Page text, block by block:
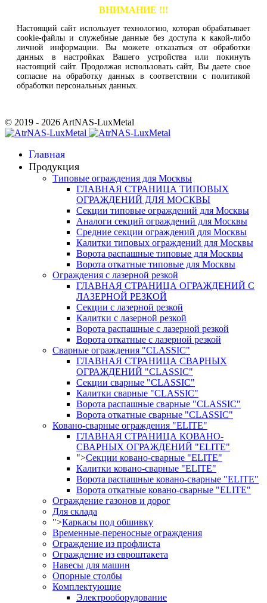
ВНИМАНИЕ !!!
Настоящий сайт использует технологию, которая обрабатывает
cookie-файлы и служебные данные без доступа к какой-либо
личной информации. Вы можете отказаться от обработки
данных в настройках Вашего устройства или покинуть
настоящий сайт. Продолжая использовать сайт, Вы даете свое
согласие на обработку данных в соответствии с политикой
обработки персональных данных.
© 2019 - 2026 ArtNAS-LuxMetal
Главная
Продукция
Типовые ограждения для Москвы
ГЛАВНАЯ СТРАНИЦА ТИПОВЫХ
ОГРАЖДЕНИЙ ДЛЯ МОСКВЫ
Секции типовые ограждений для Москвы
Аналоги секций ограждений для Москвы
Средние секции ограждений для Москвы
Калитки типовых ограждений для Москвы
Ворота распашные типовые для Москвы
Ворота откатные типовые для Москвы
Ограждения с лазерной резкой
ГЛАВНАЯ СТРАНИЦА ОГРАЖДЕНИЙ С
ЛАЗЕРНОЙ РЕЗКОЙ
Секции с лазерной резкой
Калитки с лазерной резкой
Ворота распашные с лазерной резкой
Ворота откатные с лазерной резкой
Сварные ограждения "CLASSIC"
ГЛАВНАЯ СТРАНИЦА СВАРНЫХ
ОГРАЖДЕНИЙ "CLASSIC"
Секции сварные "CLASSIC"
Калитки сварные "CLASSIC"
Ворота распашные сварные "CLASSIC"
Ворота откатные сварные "CLASSIC"
Ковано-сварные ограждения "ELITE"
ГЛАВНАЯ СТРАНИЦА КОВАНО-
СВАРНЫХ ОГРАЖДЕНИЙ "ELITE"
">Секции ковано-сварные "ELITE"
Калитки ковано-сварные "ELITE"
Ворота распашные ковано-сварные "ELITE"
Ворота откатные ковано-сварные "ELITE"
Ограждение газонов и дорог
Для склада
">Каркасы под обшивку
Временные-переносные ограждения
Ограждение из профлиста
Ограждение из евроштакета
Навесы для машин
Опорные столбы
Комплектующие
Электрооборудование